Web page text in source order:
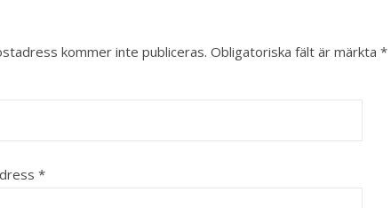
kommer inte publiceras. Obligatoriska fält är märkta *
*